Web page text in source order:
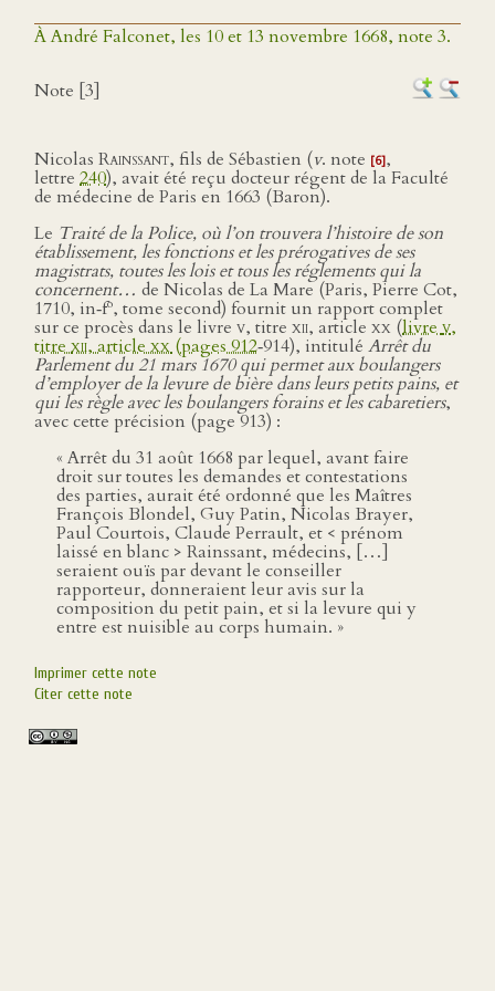
À André Falconet, les 10 et 13 novembre 1668, note 3.
Note [3]
Nicolas Rainssant, fils de Sébastien (v. note [6],
lettre 240), avait été reçu docteur régent de la Faculté
de médecine de Paris en 1663 (Baron).
Le Traité de la Police, où l’on trouvera l’histoire de son
établissement, les fonctions et les prérogatives de ses
magistrats, toutes les lois et tous les réglements qui la
concernent… de Nicolas de La Mare (Paris, Pierre Cot,
1710, in‑fo, tome second) fournit un rapport complet
sur ce procès dans le livre v, titre xii, article xx (livrev,
titrexii, articlexx(pages 912‑914), intitulé Arrêt du
Parlement du 21 mars 1670 qui permet aux boulangers
d’employer de la levure de bière dans leurs petits pains, et
qui les règle avec les boulangers forains et les cabaretiers,
avec cette précision (page 913) :
« Arrêt du 31 août 1668 par lequel, avant faire
droit sur toutes les demandes et contestations
des parties, aurait été ordonné que les Maîtres
François Blondel, Guy Patin, Nicolas Brayer,
Paul Courtois, Claude Perrault, et < prénom
laissé en blanc > Rainssant, médecins, […]
seraient ouïs par devant le conseiller
rapporteur, donneraient leur avis sur la
composition du petit pain, et si la levure qui y
entre est nuisible au corps humain. »
Imprimer cette note
Citer cette note